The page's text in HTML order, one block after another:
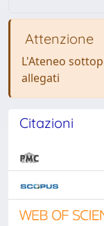
Attenzione
L'Ateneo
allegati
Citazioni